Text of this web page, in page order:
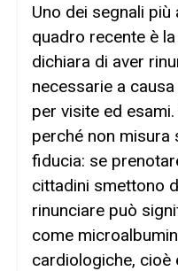
Uno dei segnali
quadro recente è
dichiara di aver
necessarie a
per visite ed esami.
perché non misura
fiducia: se
cittadini smettono
rinunciare può
come
cardiologiche, cioè